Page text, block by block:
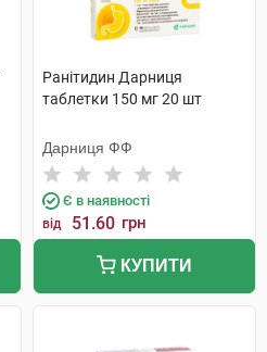
Ранітидин Дарниця
таблетки 150 мг 20 шт
Дарниця ФФ
Є в наявності
від 51.60 грн
КУПИТИ